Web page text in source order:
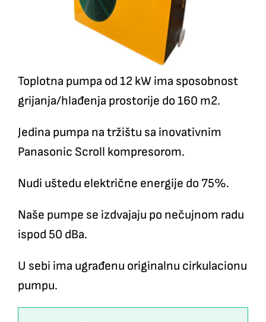
Toplotna pumpa od 12 kW ima sposobnost
grijanja/hlađenja prostorije do 160 m2.
Jedina pumpa na tržištu sa inovativnim
Panasonic Scroll kompresorom.
Nudi uštedu električne energije do 75%.
Naše pumpe se izdvajaju po nečujnom radu
ispod 50 dBa.
U sebi ima ugrađenu originalnu cirkulacionu
pumpu.